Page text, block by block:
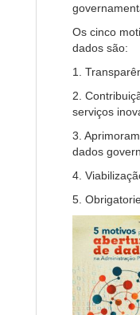
Os cinco
dados são:
1.
2.
serviços
3.
dados
4.
5.